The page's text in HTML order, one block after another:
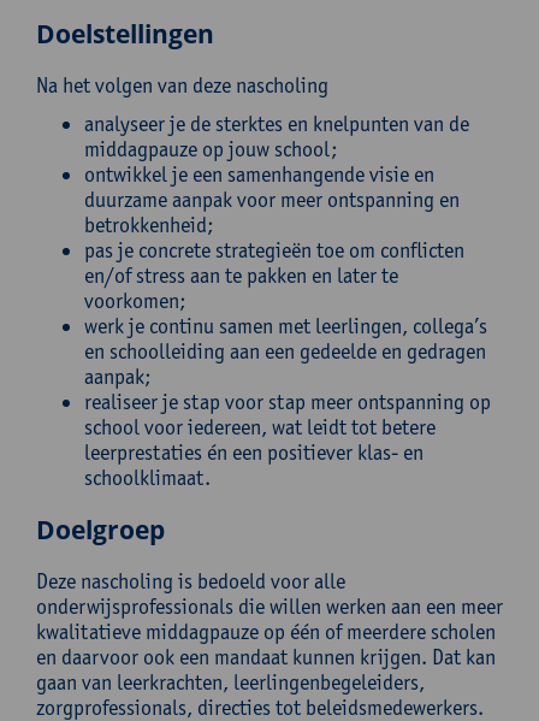
Doelstellingen
Na het volgen van deze nascholing
analyseer je de sterktes en knelpunten van de
middagpauze op jouw school;
ontwikkel je een samenhangende visie en
duurzame aanpak voor meer ontspanning en
betrokkenheid;
pas je concrete strategieën toe om conflicten
en/of stress aan te pakken en later te
voorkomen;
werk je continu samen met leerlingen, collega’s
en schoolleiding aan een gedeelde en gedragen
aanpak;
realiseer je stap voor stap meer ontspanning op
school voor iedereen, wat leidt tot betere
leerprestaties én een positiever klas- en
schoolklimaat.
Doelgroep
Deze nascholing is bedoeld voor alle
onderwijsprofessionals die willen werken aan een meer
kwalitatieve middagpauze op één of meerdere scholen
en daarvoor ook een mandaat kunnen krijgen. Dat kan
gaan van leerkrachten, leerlingenbegeleiders,
zorgprofessionals, directies tot beleidsmedewerkers.